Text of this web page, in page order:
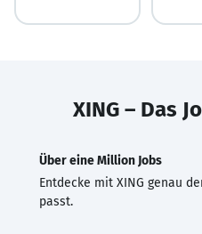
XING – Das
Über eine Million Jobs
Entdecke mit XING genau
passt.